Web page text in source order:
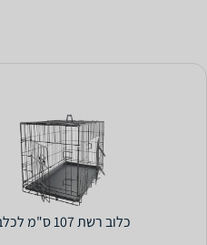
כלוב רשת 107 ס"מ לכלב